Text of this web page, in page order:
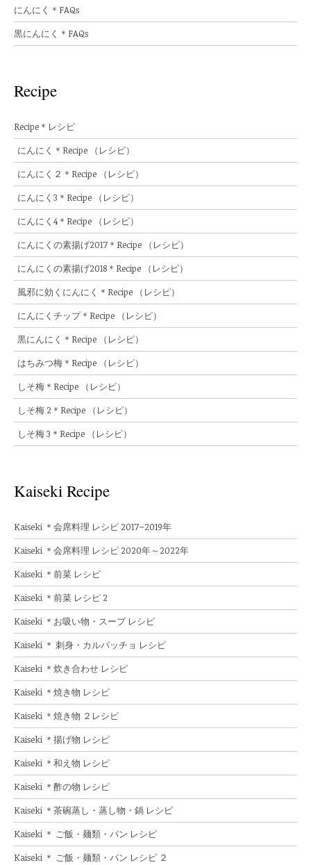
にんにく＊FAQs
黒にんにく＊FAQs
Recipe
Recipe＊レシピ
にんにく＊Recipe （レシピ）
にんにく２＊Recipe （レシピ）
にんにく3＊Recipe （レシピ）
にんにく4＊Recipe （レシピ）
にんにくの素揚げ2017＊Recipe （レシピ）
にんにくの素揚げ2018＊Recipe （レシピ）
風邪に効くにんにく＊Recipe （レシピ）
にんにくチップ＊Recipe （レシピ）
黒にんにく＊Recipe （レシピ）
はちみつ梅＊Recipe （レシピ）
しそ梅＊Recipe （レシピ）
しそ梅 2＊Recipe （レシピ）
しそ梅 3＊Recipe （レシピ）
Kaiseki Recipe
Kaiseki ＊会席料理 レシピ 2017~2019年
Kaiseki ＊会席料理 レシピ 2020年～2022年
Kaiseki ＊前菜 レシピ
Kaiseki ＊前菜 レシピ 2
Kaiseki ＊お吸い物・スープ レシピ
Kaiseki ＊ 刺身・カルパッチョ レシピ
Kaiseki ＊炊き合わせ レシピ
Kaiseki ＊焼き物 レシピ
Kaiseki ＊焼き物 ２レシピ
Kaiseki ＊揚げ物 レシピ
Kaiseki ＊和え物 レシピ
Kaiseki ＊酢の物 レシピ
Kaiseki ＊茶碗蒸し・蒸し物・鍋 レシピ
Kaiseki ＊ ご飯・麺類・パン レシピ
Kaiseki ＊ ご飯・麺類・パン レシピ ２